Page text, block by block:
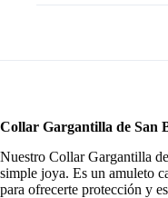
Collar Gargantilla de San
Nuestro Collar Gargantilla
simple joya. Es un amuleto
para ofrecerte protección y